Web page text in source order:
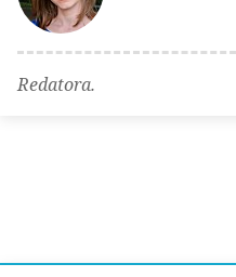
Redatora.